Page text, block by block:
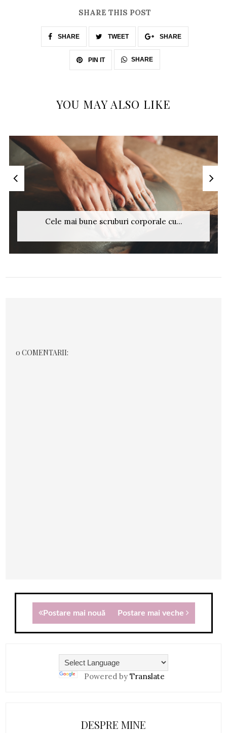
SHARE THIS POST
SHARE TWEET SHARE
PIN IT SHARE
YOU MAY ALSO LIKE
Cele mai bune scruburi corporale cu...
0 COMENTARII:
Postare mai nouă Postare mai veche
Powered by Translate
DESPRE MINE